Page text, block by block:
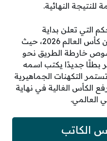
النهائية.
التي تعلن بداية
المواجهة الرابعة في دور 8 من كأس العالم 2026، حيث
خارطة الطريق نحو
بطلًا جديدًا يكتب اسمه
التكهنات الجماهيرية
الكأس الغالية في نهاية
العالمي.
الكاتب